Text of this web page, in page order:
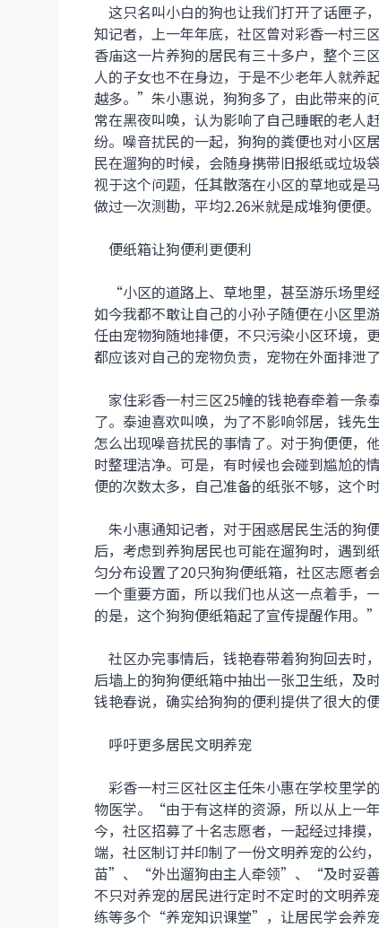
这只名叫小白的狗也让我们打开了话匣子
知记者，上一年年底，社区曾对彩香一村三
香庙这一片养狗的居民有三十多户，整个
人的子女也不在身边，于是不少老年人就养
越多。”朱小惠说，狗狗多了，由此带来的
常在黑夜叫唤，认为影响了自己睡眠的老人
纷。噪音扰民的一起，狗狗的粪便也对小
民在遛狗的时候，会随身携带旧报纸或垃圾
视于这个问题，任其散落在小区的草地或
做过一次测勘，平均2.26米就是成堆狗便便。
便纸箱让狗便利更便利
“小区的道路上、草地里，甚至游乐场里
如今我都不敢让自己的小孙子随便在小区里
任由宠物狗随地排便，不只污染小区环境，
都应该对自己的宠物负责，宠物在外面排泄
家住彩香一村三区25幢的钱艳春牵着一条
了。泰迪喜欢叫唤，为了不影响邻居，钱先
怎么出现噪音扰民的事情了。对于狗便便，
时整理洁净。可是，有时候也会碰到尴尬的
便的次数太多，自己准备的纸张不够，这个
朱小惠通知记者，对于困惑居民生活的狗
后，考虑到养狗居民也可能在遛狗时，遇到
匀分布设置了20只狗狗便纸箱，社区志愿
一个重要方面，所以我们也从这一点着手，
的是，这个狗狗便纸箱起了宣传提醒作用。”
社区办完事情后，钱艳春带着狗狗回去时
后墙上的狗狗便纸箱中抽出一张卫生纸，及
钱艳春说，确实给狗狗的便利提供了很大的便
呼吁更多居民文明养宠
彩香一村三区社区主任朱小惠在学校里学
物医学。“由于有这样的资源，所以从上
今，社区招募了十名志愿者，一起经过排摸
端，社区制订并印制了一份文明养宠的公
苗”、“外出遛狗由主人牵领”、“及时妥
不只对养宠的居民进行定时不定时的文明养
练等多个“养宠知识课堂”，让居民学会养宠